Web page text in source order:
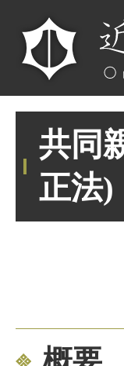
共同
正法)